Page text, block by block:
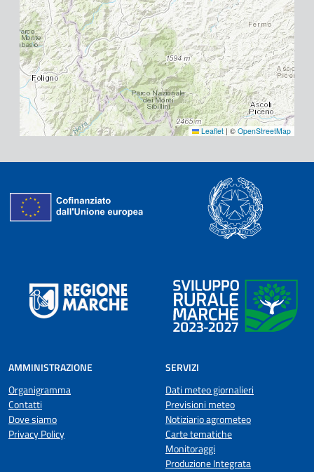
Leaflet | © OpenStreetMap
AMMINISTRAZIONE
Organigramma
Contatti
Dove siamo
Privacy Policy
SERVIZI
Dati meteo giornalieri
Previsioni meteo
Notiziario agrometeo
Carte tematiche
Monitoraggi
Produzione Integrata